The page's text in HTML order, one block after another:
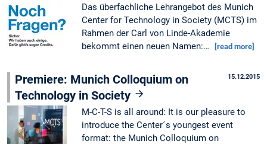
Das überfachliche Lehrangebot des Munich
Center for Technology in Society (MCTS) im
Rahmen der Carl von Linde-Akademie
bekommt einen neuen Namen:…
[read more]
15.12.2015
Premiere: Munich Colloquium on
Technology in Society
M-C-T-S is all around: It is our pleasure to
introduce the Center´s youngest event
format: the Munich Colloquium on